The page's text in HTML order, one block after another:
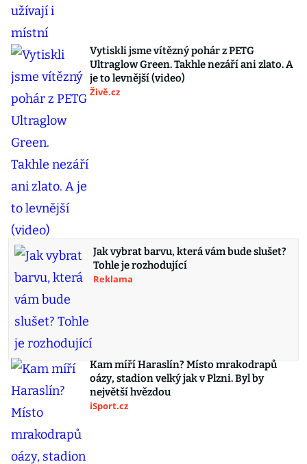
Vytiskli jsme vítězný pohár z PETG
Ultraglow Green. Takhle nezáří ani zlato. A
je to levnější (video)
Živě.cz
Jak vybrat barvu, která vám bude slušet?
Tohle je rozhodující
Reklama
Kam míří Haraslín? Místo mrakodrapů
oázy, stadion velký jak v Plzni. Byl by
největší hvězdou
iSport.cz